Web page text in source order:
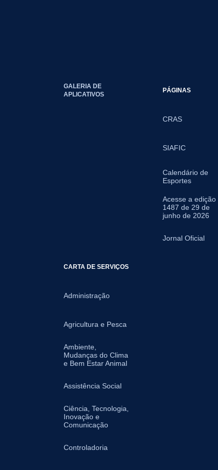
GALERIA DE
APLICATIVOS
PÁGINAS
CRAS
SIAFIC
Calendário de
Esportes
Acesse a edição
1487 de 29 de
junho de 2026
Jornal Oficial
CARTA DE SERVIÇOS
Administração
Agricultura e Pesca
Ambiente,
Mudanças do Clima
e Bem Estar Animal
Assistência Social
Ciência, Tecnologia,
Inovação e
Comunicação
Controladoria